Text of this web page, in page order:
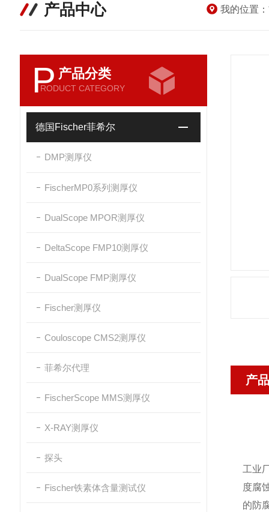
产品中心 我的位置：
P 产品分类
RODUCT CATEGORY
德国Fischer菲希尔
DMP测厚仪
FischerMP0系列测厚仪
DualScope MPOR测厚仪
DeltaScope FMP10测厚仪
DualScope FMP测厚仪
Fischer测厚仪
Couloscope CMS2测厚仪
菲希尔代理
FischerScope MMS测厚仪
X-RAY测厚仪
探头
Fischer铁素体含量测试仪
产
工业
度腐
的防